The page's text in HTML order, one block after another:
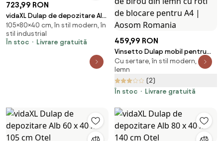
723,99 RON
vidaXL Dulap de depozitare Alb
80 x 40 x 105 cm Oțel
105×80×40 cm, în stil modern, în
stil industrial
În stoc
Livrare gratuită 459,99 RON
Vinsetto Dulap mobil pentru
dosare cu 2 sertare, cu
blocare, dulap de birou din
lemn cu roti de blocare pentru
A4 | Aosom Romania
Cu sertare, în stil modern, din
lemn
(2)
În stoc
Livrare gratuită